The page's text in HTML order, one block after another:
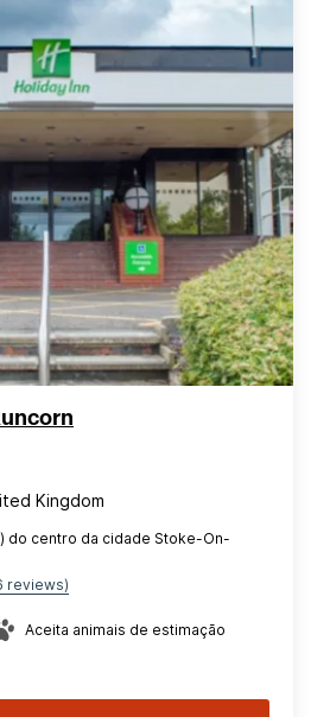
Kingdom
do centro da cidade Stoke-On-
reviews)
Aceita animais de estimação